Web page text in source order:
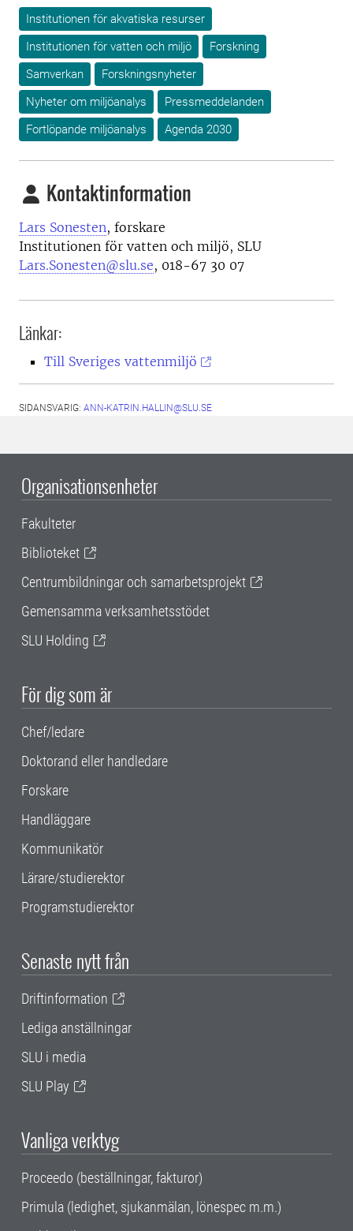
Institutionen för akvatiska resurser
Institutionen för vatten och miljö
Forskning
Samverkan
Forskningsnyheter
Nyheter om miljöanalys
Pressmeddelanden
Fortlöpande miljöanalys
Agenda 2030
Kontaktinformation
Lars Sonesten, forskare
Institutionen för vatten och miljö, SLU
Lars.Sonesten@slu.se, 018-67 30 07
Länkar:
Till Sveriges vattenmiljö
SIDANSVARIG: ANN-KATRIN.HALLIN@SLU.SE
Organisationsenheter
Fakulteter
Biblioteket
Centrumbildningar och samarbetsprojekt
Gemensamma verksamhetsstödet
SLU Holding
För dig som är
Chef/ledare
Doktorand eller handledare
Forskare
Handläggare
Kommunikatör
Lärare/studierektor
Programstudierektor
Senaste nytt från
Driftinformation
Lediga anställningar
SLU i media
SLU Play
Vanliga verktyg
Proceedo (beställningar, fakturor)
Primula (ledighet, sjukanmälan, lönespec m.m.)